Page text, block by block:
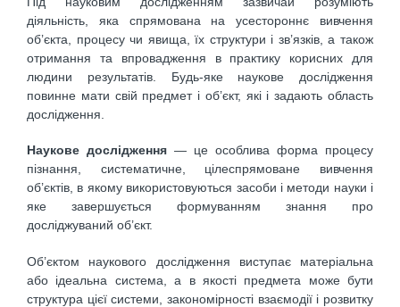
діяльність, яка спрямована на усестороннє вивчення
об’єкта, процесу чи явища, їх структури і зв’язків, а також
отримання та впровадження в практику корисних для
людини результатів. Будь-яке наукове дослідження
повинне мати свій предмет і об’єкт, які і задають область
дослідження.
Наукове дослідження — це особлива форма процесу
пізнання, систематичне, цілеспрямоване вивчення
об’єктів, в якому використовуються засоби і методи науки і
яке завершується формуванням знання про
досліджуваний об’єкт.
Об’єктом наукового дослідження виступає матеріальна
або ідеальна система, а в якості предмета може бути
структура цієї системи, закономірності взаємодії і розвитку